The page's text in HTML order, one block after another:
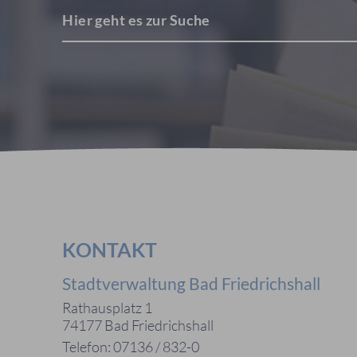
Hier geht es zur Suche
KONTAKT
Stadtverwaltung Bad Friedrichshall
Rathausplatz 1
74177 Bad Friedrichshall
Telefon: 07136 / 832-0